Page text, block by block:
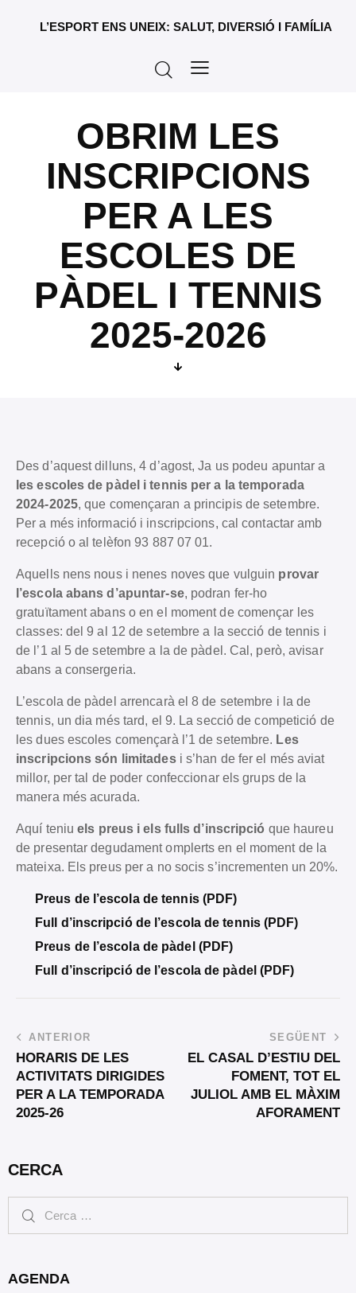
L’ESPORT ENS UNEIX: SALUT, DIVERSIÓ I FAMÍLIA
OBRIM LES
INSCRIPCIONS
PER A LES
ESCOLES DE
PÀDEL I TENNIS
2025-2026
Des d’aquest dilluns, 4 d’agost, Ja us podeu apuntar a
les escoles de pàdel i tennis per a la temporada
2024-2025, que començaran a principis de setembre.
Per a més informació i inscripcions, cal contactar amb
recepció o al telèfon 93 887 07 01.
Aquells nens nous i nenes noves que vulguin provar
l’escola abans d’apuntar-se, podran fer-ho
gratuïtament abans o en el moment de començar les
classes: del 9 al 12 de setembre a la secció de tennis i
de l’1 al 5 de setembre a la de pàdel. Cal, però, avisar
abans a consergeria.
L’escola de pàdel arrencarà el 8 de setembre i la de
tennis, un dia més tard, el 9. La secció de competició de
les dues escoles començarà l’1 de setembre. Les
inscripcions són limitades i s’han de fer el més aviat
millor, per tal de poder confeccionar els grups de la
manera més acurada.
Aquí teniu els preus i els fulls d’inscripció que haureu
de presentar degudament omplerts en el moment de la
mateixa. Els preus per a no socis s’incrementen un 20%.
Preus de l’escola de tennis (PDF)
Full d’inscripció de l’escola de tennis (PDF)
Preus de l’escola de pàdel (PDF)
Full d’inscripció de l’escola de pàdel (PDF)
ANTERIOR
HORARIS DE LES
ACTIVITATS DIRIGIDES
PER A LA TEMPORADA
2025-26
SEGÜENT
EL CASAL D’ESTIU DEL
FOMENT, TOT EL
JULIOL AMB EL MÀXIM
AFORAMENT
CERCA
AGENDA